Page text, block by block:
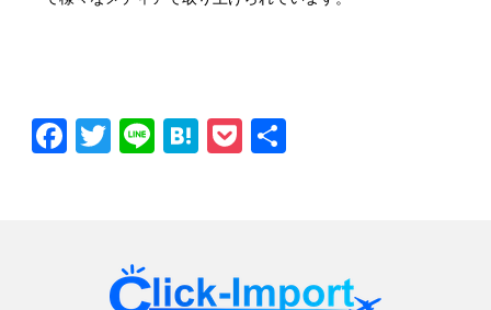
Facebook
Twitter
LineHatenaPocket